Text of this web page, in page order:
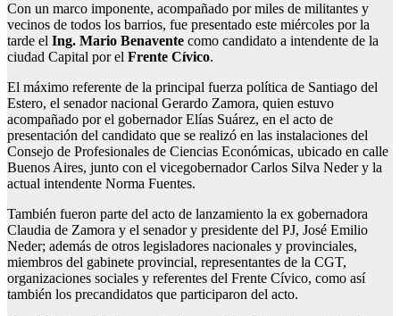
Con un marco imponente, acompañado por miles de militantes y
vecinos de todos los barrios, fue presentado este miércoles por la
tarde el Ing. Mario Benavente como candidato a intendente de la
ciudad Capital por el Frente Cívico.
El máximo referente de la principal fuerza política de Santiago del
Estero, el senador nacional Gerardo Zamora, quien estuvo
acompañado por el gobernador Elías Suárez, en el acto de
presentación del candidato que se realizó en las instalaciones del
Consejo de Profesionales de Ciencias Económicas, ubicado en calle
Buenos Aires, junto con el vicegobernador Carlos Silva Neder y la
actual intendente Norma Fuentes.
También fueron parte del acto de lanzamiento la ex gobernadora
Claudia de Zamora y el senador y presidente del PJ, José Emilio
Neder; además de otros legisladores nacionales y provinciales,
miembros del gabinete provincial, representantes de la CGT,
organizaciones sociales y referentes del Frente Cívico, como así
también los precandidatos que participaron del acto.